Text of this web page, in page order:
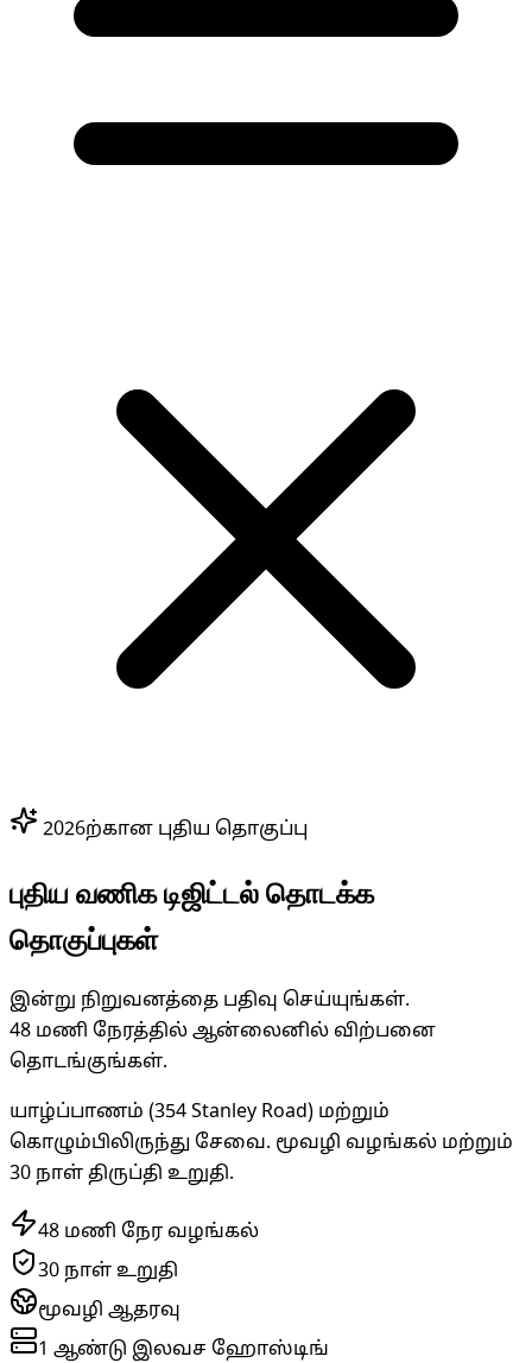
2026ற்கான புதிய தொகுப்பு
புதிய வணிக டிஜிட்டல் தொடக்க
தொகுப்புகள்
இன்று நிறுவனத்தை பதிவு செய்யுங்கள்.
48 மணி நேரத்தில் ஆன்லைனில் விற்பனை
தொடங்குங்கள்.
யாழ்ப்பாணம் (354 Stanley Road) மற்றும்
கொழும்பிலிருந்து சேவை. மூவழி வழங்கல் மற்றும்
30 நாள் திருப்தி உறுதி.
48 மணி நேர வழங்கல்
30 நாள் உறுதி
மூவழி ஆதரவு
1 ஆண்டு இலவச ஹோஸ்டிங்